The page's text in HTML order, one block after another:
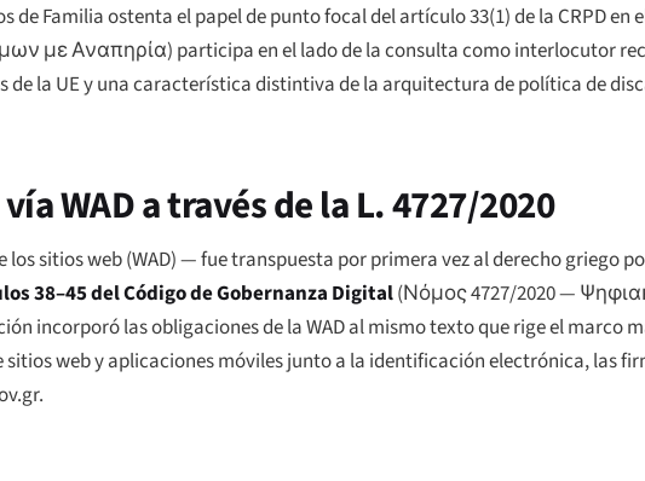
de Familia ostenta el papel de punto focal del artículo 33(1) de la CRPD en
με Αναπηρία) participa en el lado de la consulta como interlocutor
la UE y una característica distintiva de la arquitectura de política de
WAD a través de la L. 4727/2020
sitios web (WAD) — fue transpuesta por primera vez al derecho griego
38–45 del Código de Gobernanza Digital(Νόμος 4727/2020 —
incorporó las obligaciones de la WAD al mismo texto que rige el marco
web y aplicaciones móviles junto a la identificación electrónica, las